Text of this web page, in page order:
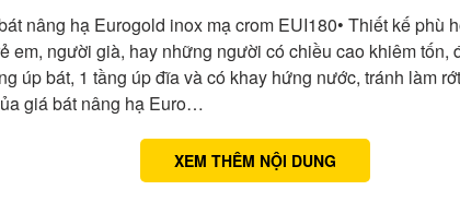
nâng hạ Eurogold inox mạ crom EUI180• Thiết kế phù
em, người già, hay những người có chiều cao khiêm tốn,
úp bát, 1 tầng úp đĩa và có khay hứng nước, tránh làm
giá bát nâng hạ Euro…
XEM THÊM NỘI DUNG